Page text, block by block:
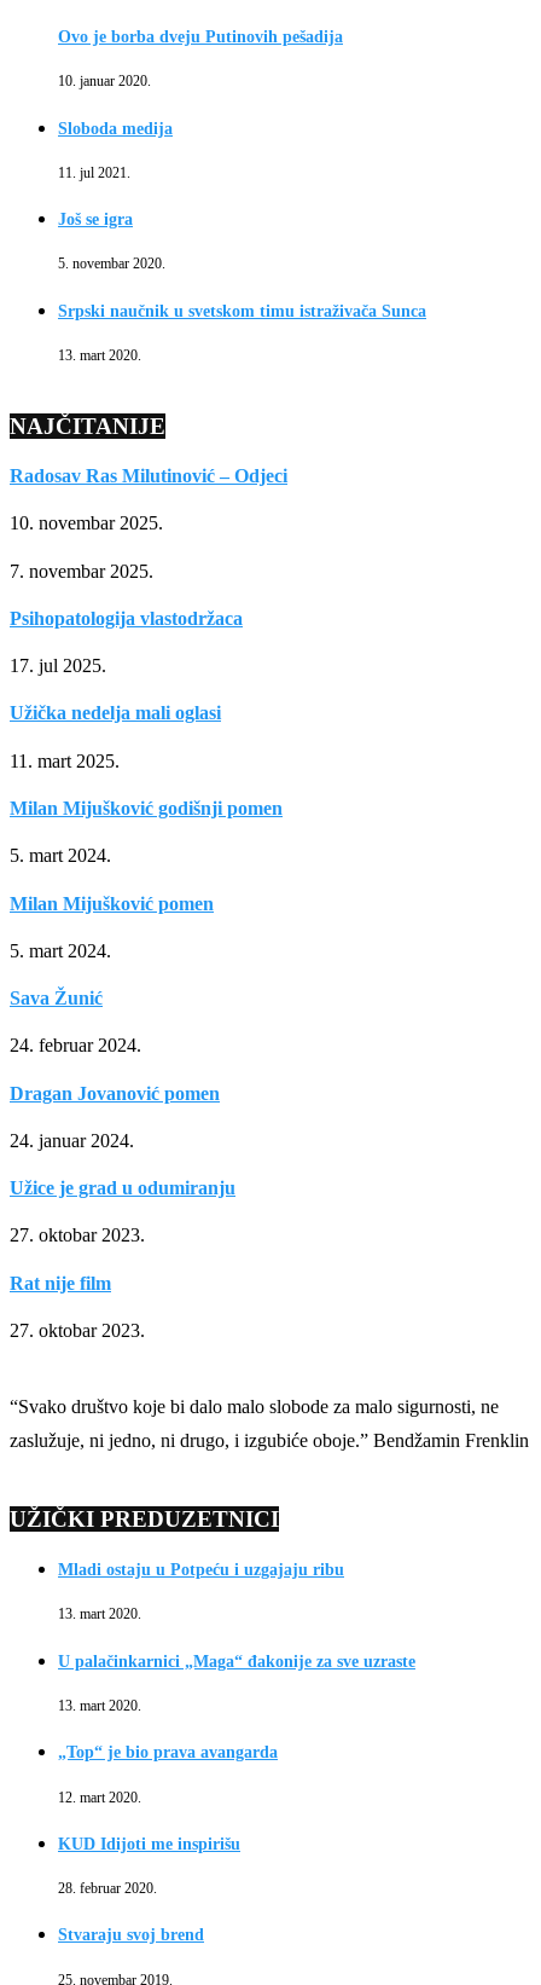
Ovo je borba dveju Putinovih pešadija
10. januar 2020.
Sloboda medija
11. jul 2021.
Još se igra
5. novembar 2020.
Srpski naučnik u svetskom timu istraživača Sunca
13. mart 2020.
NAJČITANIJE
Radosav Ras Milutinović – Odjeci
10. novembar 2025.
7. novembar 2025.
Psihopatologija vlastodržaca
17. jul 2025.
Užička nedelja mali oglasi
11. mart 2025.
Milan Mijušković godišnji pomen
5. mart 2024.
Milan Mijušković pomen
5. mart 2024.
Sava Žunić
24. februar 2024.
Dragan Jovanović pomen
24. januar 2024.
Užice je grad u odumiranju
27. oktobar 2023.
Rat nije film
27. oktobar 2023.
“Svako društvo koje bi dalo malo slobode za malo sigurnosti, ne
zaslužuje, ni jedno, ni drugo, i izgubiće oboje.” Bendžamin Frenklin
UŽIČKI PREDUZETNICI
Mladi ostaju u Potpeću i uzgajaju ribu
13. mart 2020.
U palačinkarnici „Maga“ đakonije za sve uzraste
13. mart 2020.
„Top“ je bio prava avangarda
12. mart 2020.
KUD Idijoti me inspirišu
28. februar 2020.
Stvaraju svoj brend
25. novembar 2019.